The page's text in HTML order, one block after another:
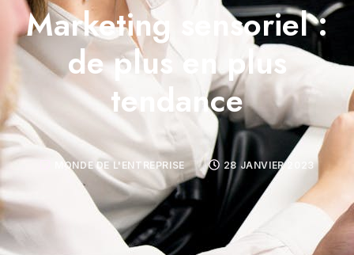
Marketing sensoriel :
de plus en plus
tendance
MONDE DE L'ENTREPRISE 28 JANVIER 2023